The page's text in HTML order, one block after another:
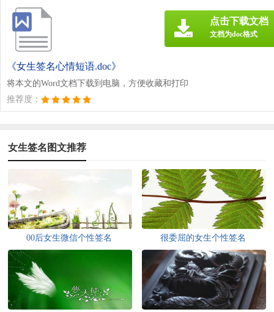
《女生签名心情短语.doc》
将本文的Word文档下载到电脑，方便收藏和打印
推荐度：
点击下载文档
文档为doc格式
女生签名图文推荐
00后女生微信个性签名 很委屈的女生个性签名